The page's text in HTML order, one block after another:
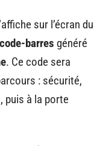
sur l’écran du
code-barres généré
. Ce code sera
: sécurité,
puis à la porte